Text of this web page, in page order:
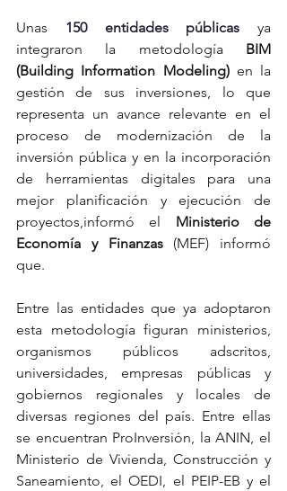
Unas 150 entidades públicas ya
integraron la metodología BIM
(Building Information Modeling) en la
gestión de sus inversiones, lo que
representa un avance relevante en el
proceso de modernización de la
inversión pública y en la incorporación
de herramientas digitales para una
mejor planificación y ejecución de
proyectos,informó el Ministerio de
Economía y Finanzas (MEF) informó
que.
Entre las entidades que ya adoptaron
esta metodología figuran ministerios,
organismos públicos adscritos,
universidades, empresas públicas y
gobiernos regionales y locales de
diversas regiones del país. Entre ellas
se encuentran ProInversión, la ANIN, el
Ministerio de Vivienda, Construcción y
Saneamiento, el OEDI, el PEIP-EB y el